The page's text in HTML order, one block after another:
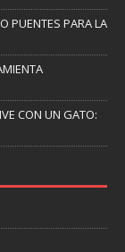
PUENTES PARA LA
CON UN GATO: